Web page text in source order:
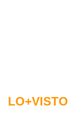
LO+VISTO